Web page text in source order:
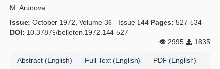
Publication Policies
Guidelines
Contact Us
M. Arunova
Issue: October 1972, Volume 36 - Issue 144 Pages: 527-534
DOI: 10.37879/belleten.1972.144-527
2995
1835
Abstract (English) Full Text (English) PDF (English)